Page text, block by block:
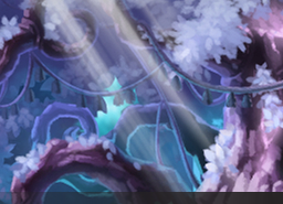
자유게시판
메이플 아트
메이플 코디
메이플스토리 파트너스
AI Style Finder
미니게임
커뮤니티 아카이브
영상
음악
아트웍
웹툰